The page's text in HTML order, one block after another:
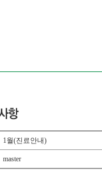
1월(진료안내)
master